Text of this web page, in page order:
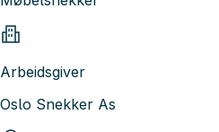
Arbeidsgiver
Oslo Snekker As